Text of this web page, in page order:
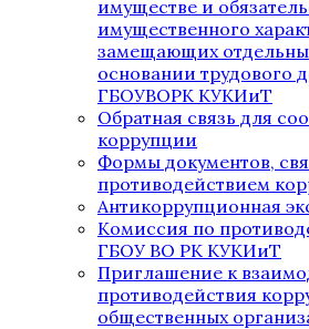
имуществе и
имущественного
замещающих
основании трудового
ГБОУВОРК КУКИиТ
Обратная связь для
коррупции
Формы документов,
противодействием
Антикоррупционная
Комиссия по
ГБОУ ВО РК КУКИиТ
Приглашение к
противодействия
общественных